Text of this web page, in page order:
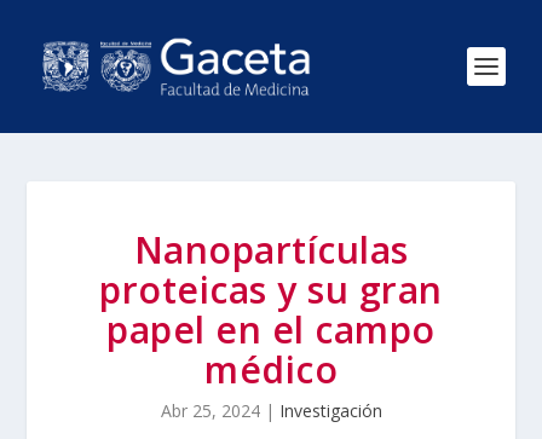
Nanopartículas
proteicas y su gran
papel en el campo
médico
Abr 25, 2024| Investigación